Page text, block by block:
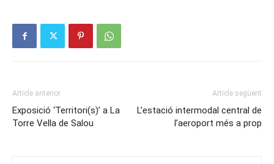
Article anterior
Exposició ‘Territori(s)’ a La
Torre Vella de Salou
Article següent
L’estació intermodal central de
l’aeroport més a prop